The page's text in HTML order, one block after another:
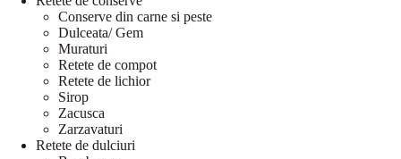
Conserve din carne si peste
Dulceata/ Gem
Muraturi
Retete de compot
Retete de lichior
Sirop
Zacusca
Zarzavaturi
Retete de dulciuri